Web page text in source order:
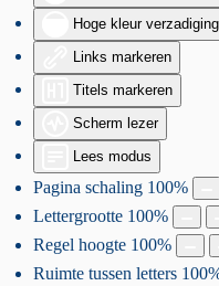
Hoge kleur verzadiging
Links markeren
Titels markeren
Scherm lezer
Lees modus
Pagina schaling 100%
Lettergrootte 100%
Regel hoogte 100%
Ruimte tussen letters 100